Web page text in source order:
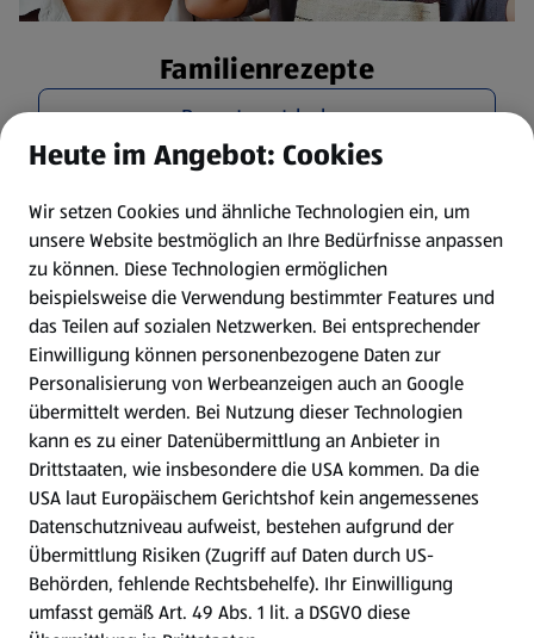
Familienrezepte
Rezepte entdecken
Kochen für Kinder
Rezepte entdecken
Heute im Angebot: Cookies
Wir setzen Cookies und ähnliche Technologien ein, um
unsere Website bestmöglich an Ihre Bedürfnisse anpassen
zu können. Diese Technologien ermöglichen
beispielsweise die Verwendung bestimmter Features und
das Teilen auf sozialen Netzwerken. Bei entsprechender
Einwilligung können personenbezogene Daten zur
Personalisierung von Werbeanzeigen auch an Google
übermittelt werden. Bei Nutzung dieser Technologien
kann es zu einer Datenübermittlung an Anbieter in
Drittstaaten, wie insbesondere die USA kommen. Da die
USA laut Europäischem Gerichtshof kein angemessenes
Datenschutzniveau aufweist, bestehen aufgrund der
Übermittlung Risiken (Zugriff auf Daten durch US-
Behörden, fehlende Rechtsbehelfe). Ihr Einwilligung
umfasst gemäß Art. 49 Abs. 1 lit. a DSGVO diese